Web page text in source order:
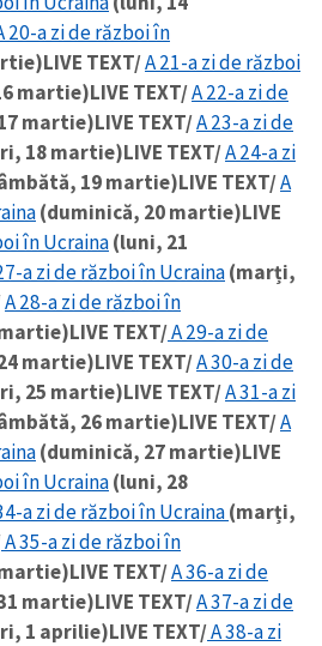
20-a zi de război în
LIVE TEXT/A 21-a zi de război
martie)LIVE TEXT/A 22-a zi de
martie)LIVE TEXT/A 23-a zi de
18 martie)LIVE TEXT/A 24-a zi
19 martie)LIVE TEXT/A
(duminică, 20 martie)LIVE
în Ucraina(luni, 21
a zi de război în Ucraina(marți,
A 28-a zi de război în
LIVE TEXT/A 29-a zi de
martie)LIVE TEXT/A 30-a zi de
25 martie)LIVE TEXT/A 31-a zi
26 martie)LIVE TEXT/A
(duminică, 27 martie)LIVE
în Ucraina(luni, 28
a zi de război în Ucraina(marți,
A 35-a zi de război în
LIVE TEXT/A 36-a zi de
martie)LIVE TEXT/A 37-a zi de
1 aprilie)LIVE TEXT/A 38-a zi
de
de
.